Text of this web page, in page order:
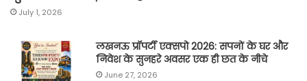
July 1, 2026
लखनऊ प्रॉपर्टी एक्सपो 2026: सपनों के घर और
निवेश के सुनहरे अवसर एक ही छत के नीचे
June 27, 2026